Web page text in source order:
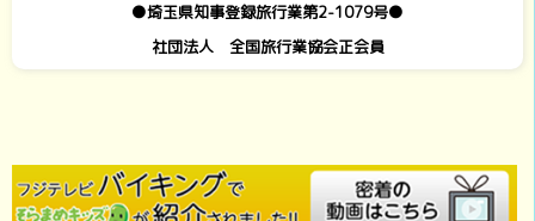
●埼玉県知事登録旅行業第2-1079号●
社団法人 全国旅行業協会正会員